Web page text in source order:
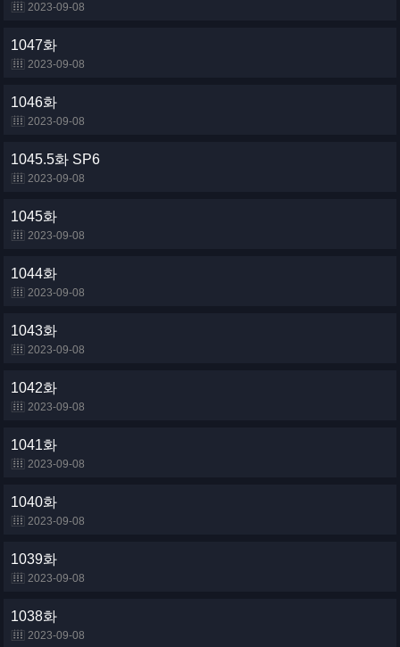
2023-09-08
1047화
2023-09-08
1046화
2023-09-08
1045.5화 SP6
2023-09-08
1045화
2023-09-08
1044화
2023-09-08
1043화
2023-09-08
1042화
2023-09-08
1041화
2023-09-08
1040화
2023-09-08
1039화
2023-09-08
1038화
2023-09-08